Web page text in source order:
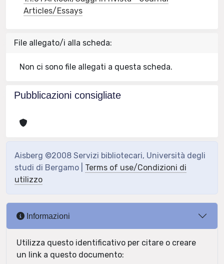
Articles/Essays
File allegato/i alla scheda:
Non ci sono file allegati a questa scheda.
Pubblicazioni consigliate
Aisberg ©2008 Servizi bibliotecari, Università degli
studi di Bergamo | Terms of use/Condizioni di
utilizzo
Informazioni
Utilizza questo identificativo per citare o creare
un link a questo documento: